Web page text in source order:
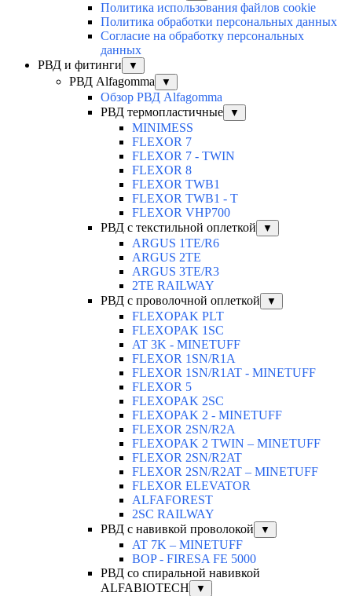
Политика использования файлов cookie
Политика обработки персональных данных
Согласие на обработку персональных
данных
РВД и фитинги
▼
РВД Alfagomma ▼
Обзор РВД Alfagomma
РВД термопластичные
▼
MINIMESS
FLEXOR 7
FLEXOR 7 - TWIN
FLEXOR 8
FLEXOR TWB1
FLEXOR TWB1 - T
FLEXOR VHP700
РВД с текстильной оплеткой
▼
ARGUS 1TE/R6
ARGUS 2TЕ
ARGUS 3TE/R3
2TE RAILWAY
РВД с проволочной оплеткой
▼
FLEXOPAK PLT
FLEXOPAK 1SС
AT 3K - MINETUFF
FLEXOR 1SN/R1A
FLEXOR 1SN/R1AT - MINETUFF
FLEXOR 5
FLEXOPAK 2SС
FLEXOPAK 2 - MINETUFF
FLEXOR 2SN/R2A
FLEXOPAK 2 TWIN – MINETUFF
FLEXOR 2SN/R2AT
FLEXOR 2SN/R2AT – MINETUFF
FLEXOR ELEVATOR
ALFAFOREST
2SC RAILWAY
РВД с навивкой проволокой
▼
AT 7K – MINETUFF
BOP - FIRESA FE 5000
РВД со спиральной навивкой
ALFABIOTECH
▼